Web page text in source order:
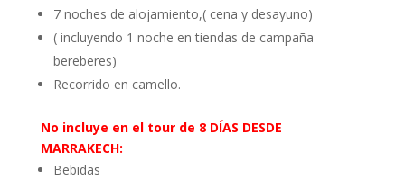
7 noches de alojamiento,( cena y desayuno)
( incluyendo 1 noche en tiendas de campaña
bereberes)
Recorrido en camello.
No incluye en el tour de 8 DÍAS DESDE
MARRAKECH:
Bebidas